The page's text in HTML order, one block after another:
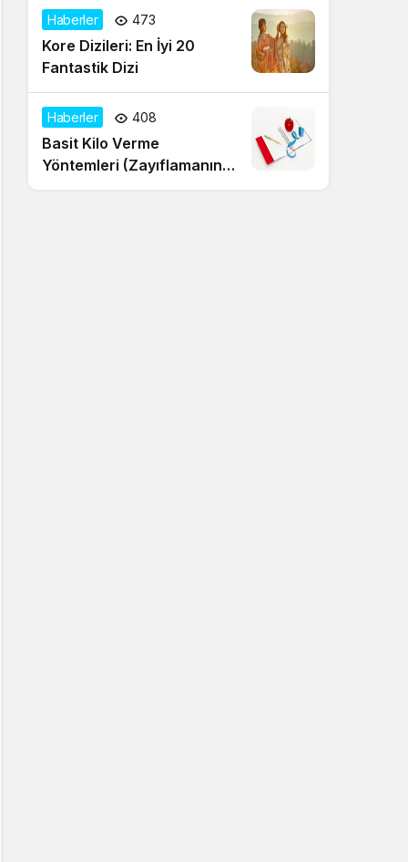
Haberler 473
Kore Dizileri: En İyi 20
Fantastik Dizi
Haberler 408
Basit Kilo Verme
Yöntemleri (Zayıflamanın